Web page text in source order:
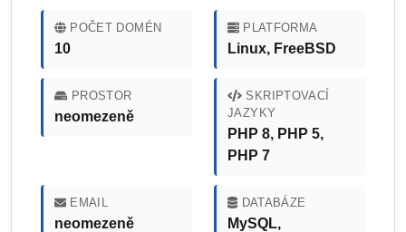
POČET DOMÉN
10
PLATFORMA
Linux, FreeBSD
PROSTOR
neomezeně
SKRIPTOVACÍ
JAZYKY
PHP 8, PHP 5,
PHP 7
EMAIL
neomezeně
DATABÁZE
MySQL,